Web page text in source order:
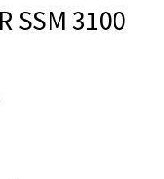
SSM 3100